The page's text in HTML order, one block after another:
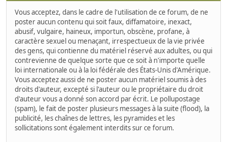
Vous acceptez, dans le cadre de l'utilisation de ce forum, de ne
poster aucun contenu qui soit faux, diffamatoire, inexact,
abusif, vulgaire, haineux, importun, obscène, profane, à
caractère sexuel ou menaçant, irrespectueux de la vie privée
des gens, qui contienne du matériel réservé aux adultes, ou qui
contrevienne de quelque sorte que ce soit à n'importe quelle
loi internationale ou à la loi fédérale des États-Unis d'Amérique.
Vous acceptez aussi de ne poster aucun matériel soumis à des
droits d'auteur, excepté si l'auteur ou le propriétaire du droit
d'auteur vous a donné son accord par écrit. Le pollupostage
(spam), le fait de poster plusieurs messages à la suite (flood), la
publicité, les chaînes de lettres, les pyramides et les
sollicitations sont également interdits sur ce forum.